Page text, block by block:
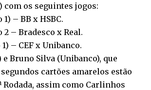
os seguintes jogos:
– BB x HSBC.
2 – Bradesco x Real.
– CEF x Unibanco.
e Bruno Silva (Unibanco), que
cartões amarelos estão
Rodada, assim como Carlinhos